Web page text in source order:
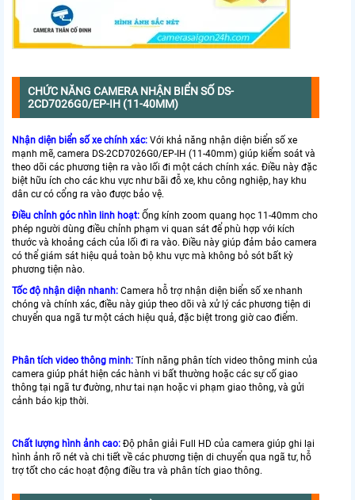
CHỨC NĂNG CAMERA NHẬN BIỂN SỐ DS-
2CD7026G0/EP-IH (11-40MM)
Nhận diện biển số xe chính xác: Với khả năng nhận diện biển số xe
mạnh mẽ, camera DS-2CD7026G0/EP-IH (11-40mm) giúp kiểm soát và
theo dõi các phương tiện ra vào lối đi một cách chính xác. Điều này đặc
biệt hữu ích cho các khu vực như bãi đỗ xe, khu công nghiệp, hay khu
dân cư có cổng ra vào được bảo vệ.
Điều chỉnh góc nhìn linh hoạt: Ống kính zoom quang học 11-40mm cho
phép người dùng điều chỉnh phạm vi quan sát để phù hợp với kích
thước và khoảng cách của lối đi ra vào. Điều này giúp đảm bảo camera
có thể giám sát hiệu quả toàn bộ khu vực mà không bỏ sót bất kỳ
phương tiện nào.
Tốc độ nhận diện nhanh: Camera hỗ trợ nhận diện biển số xe nhanh
chóng và chính xác, điều này giúp theo dõi và xử lý các phương tiện di
chuyển qua ngã tư một cách hiệu quả, đặc biệt trong giờ cao điểm.
Phân tích video thông minh: Tính năng phân tích video thông minh của
camera giúp phát hiện các hành vi bất thường hoặc các sự cố giao
thông tại ngã tư đường, như tai nạn hoặc vi phạm giao thông, và gửi
cảnh báo kịp thời.
Chất lượng hình ảnh cao: Độ phân giải Full HD của camera giúp ghi lại
hình ảnh rõ nét và chi tiết về các phương tiện di chuyển qua ngã tư, hỗ
trợ tốt cho các hoạt động điều tra và phân tích giao thông.